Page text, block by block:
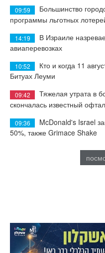
09:59
Большинство
программы льготных
14:19
В Израиле
авиаперевозках
10:52
Кто и когда 11
Битуах Леуми
09:42
Тяжелая утрата в
скончалась известный
09:36
McDonald's Israel
50%, также Grimace Shake